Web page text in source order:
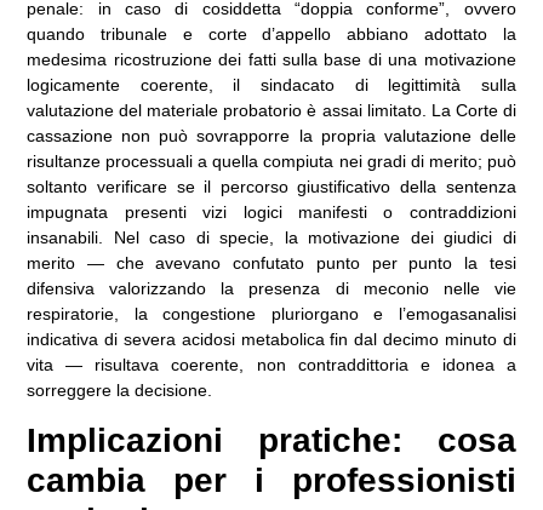
penale: in caso di cosiddetta “doppia conforme”, ovvero
quando tribunale e corte d’appello abbiano adottato la
medesima ricostruzione dei fatti sulla base di una motivazione
logicamente coerente, il sindacato di legittimità sulla
valutazione del materiale probatorio è assai limitato. La Corte di
cassazione non può sovrapporre la propria valutazione delle
risultanze processuali a quella compiuta nei gradi di merito; può
soltanto verificare se il percorso giustificativo della sentenza
impugnata presenti vizi logici manifesti o contraddizioni
insanabili. Nel caso di specie, la motivazione dei giudici di
merito — che avevano confutato punto per punto la tesi
difensiva valorizzando la presenza di meconio nelle vie
respiratorie, la congestione pluriorgano e l’emogasanalisi
indicativa di severa acidosi metabolica fin dal decimo minuto di
vita — risultava coerente, non contraddittoria e idonea a
sorreggere la decisione.
Implicazioni pratiche: cosa
cambia per i professionisti